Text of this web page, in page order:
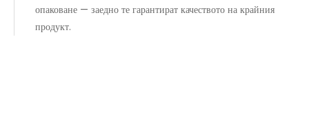
опаковане — заедно те гарантират качеството на крайния
продукт.